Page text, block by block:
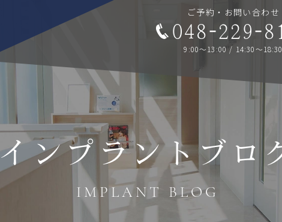
ご予約・お問い合わせ
048-229-
9:00～13:00 / 14:30～
インプラントブロ
IMPLANT BLOG